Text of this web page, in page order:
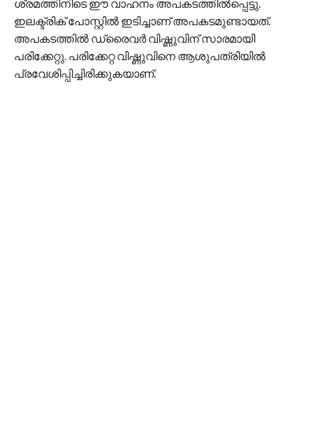
ശ്രമത്തിനിടെ ഈ വാഹനം അപകടത്തിൽപ്പെട്ടു.
ഇലക്ട്രിക് പോസ്റ്റിൽ ഇടിച്ചാണ് അപകടമുണ്ടായത്.
അപകടത്തിൽ ഡ്രൈവർ വിഷ്ണുവിന് സാരമായി
പരിക്കേറ്റു. പരിക്കേറ്റ വിഷ്ണുവിനെ ആശുപത്രിയിൽ
പ്രവേശിപ്പിച്ചിരിക്കുകയാണ്.